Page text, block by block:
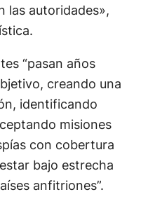
las autoridades»,
“pasan años
creando una
identificando
misiones
con cobertura
bajo estrecha
anfitriones”.